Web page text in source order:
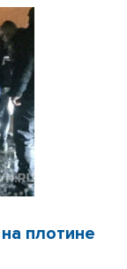
плотине